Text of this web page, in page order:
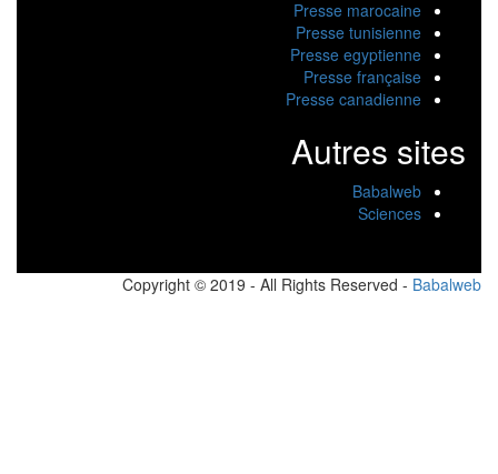
Presse marocaine
Presse tunisienne
Presse egyptienne
Presse française
Presse canadienne
Autres sites
Babalweb
Sciences
Copyright © 2019 - All Rights Reserved -